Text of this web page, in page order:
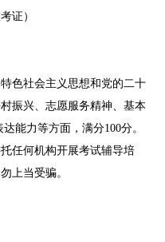
证）
社会主义思想和党的二十
振兴、志愿服务精神、基本
能力等方面，满分100分。
任何机构开展考试辅导培
上当受骗。